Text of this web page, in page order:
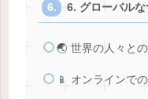
6. グローバルな
🌏 世界の人々と
📱 オンラインで